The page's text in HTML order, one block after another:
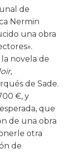
de
Nermin
una obra
novela de
,
de Sade.
€, y
que
de una obra
otra
de